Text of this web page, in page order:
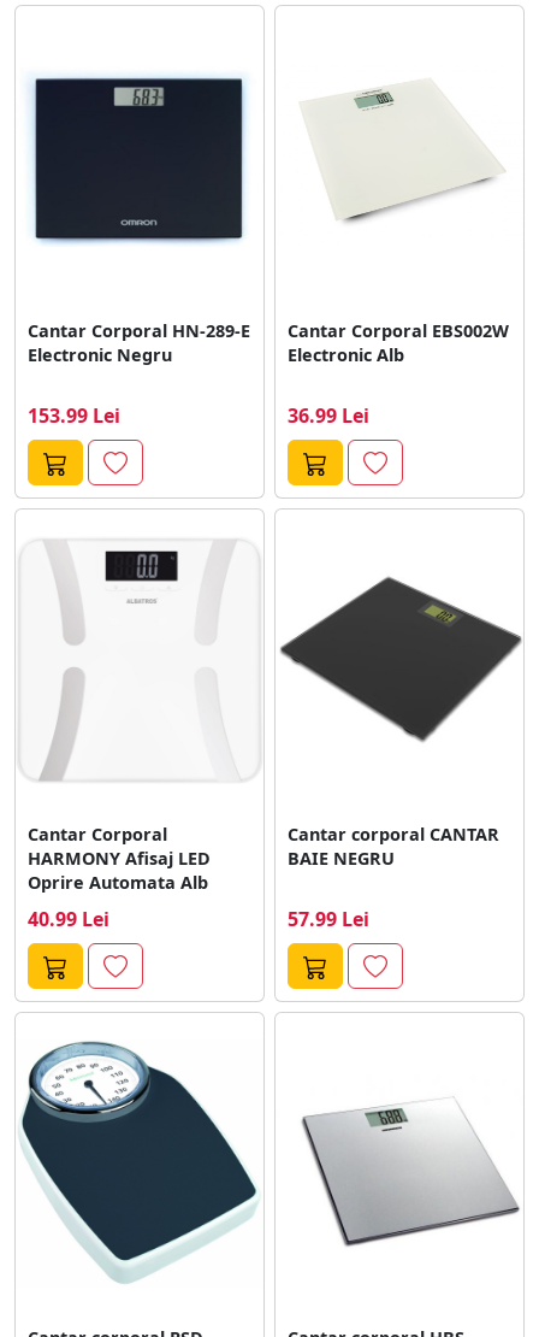
Cantar Corporal HN-289-E
Electronic Negru
153.99 Lei
Cantar Corporal EBS002W
Electronic Alb
36.99 Lei
Cantar Corporal
HARMONY Afisaj LED
Oprire Automata Alb
40.99 Lei
Cantar corporal CANTAR
BAIE NEGRU
57.99 Lei